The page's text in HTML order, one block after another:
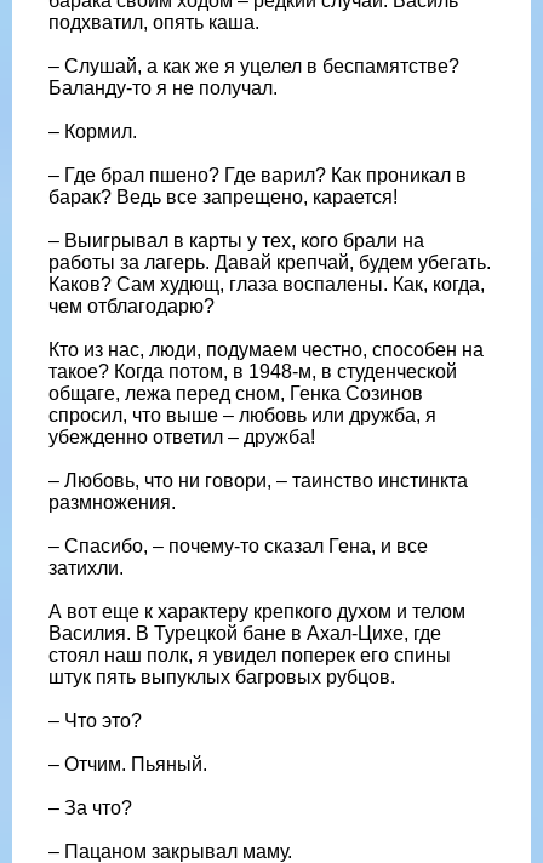
подхватил, опять каша.
– Слушай, а как же я уцелел в беспамятстве?
Баланду-то я не получал.
– Кормил.
– Где брал пшено? Где варил? Как проникал в
барак? Ведь все запрещено, карается!
– Выигрывал в карты у тех, кого брали на
работы за лагерь. Давай крепчай, будем убегать.
Каков? Сам худющ, глаза воспалены. Как, когда,
чем отблагодарю?
Кто из нас, люди, подумаем честно, способен на
такое? Когда потом, в 1948-м, в студенческой
общаге, лежа перед сном, Генка Созинов
спросил, что выше – любовь или дружба, я
убежденно ответил – дружба!
– Любовь, что ни говори, – таинство инстинкта
размножения.
– Спасибо, – почему-то сказал Гена, и все
затихли.
А вот еще к характеру крепкого духом и телом
Василия. В Турецкой бане в Ахал-Цихе, где
стоял наш полк, я увидел поперек его спины
штук пять выпуклых багровых рубцов.
– Что это?
– Отчим. Пьяный.
– За что?
– Пацаном закрывал маму.